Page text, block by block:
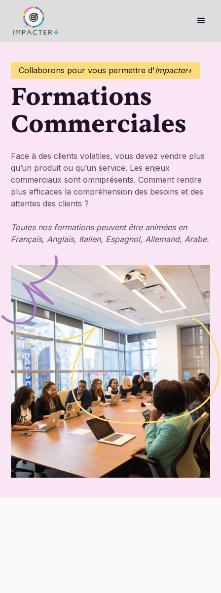
Collaborons pour vous permettre d'Impacter+
Formations
Commerciales
Face à des clients volatiles, vous devez vendre plus
qu’un produit ou qu’un service. Les enjeux
commerciaux sont omniprésents. Comment rendre
plus efficaces la compréhension des besoins et des
attentes des clients ?
Toutes nos formations peuvent être animées en
Français, Anglais, Italien, Espagnol, Allemand, Arabe.